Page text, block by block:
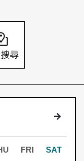
登入/註冊
尋
下個月
FRI SAT